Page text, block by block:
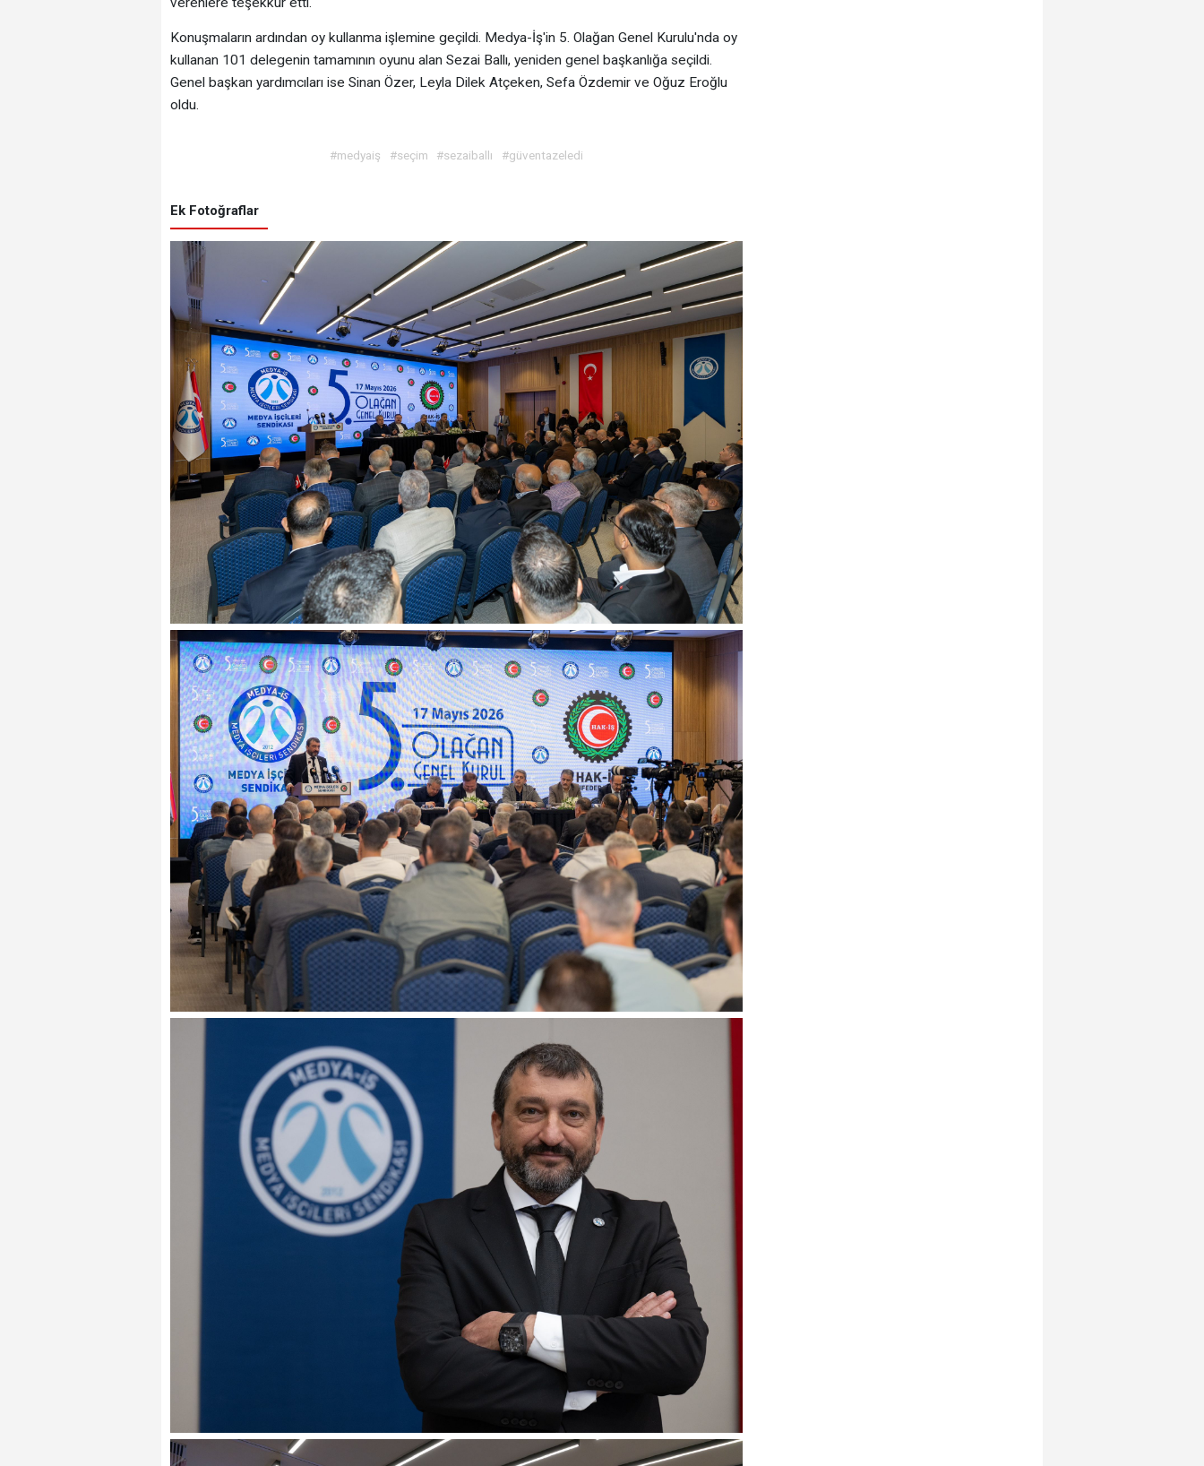
Konuşmaların ardından oy kullanma işlemine geçildi. Medya-İş'in 5. Olağan Genel Kurulu'nda oy
kullanan 101 delegenin tamamının oyunu alan Sezai Ballı, yeniden genel başkanlığa seçildi.
Genel başkan yardımcıları ise Sinan Özer, Leyla Dilek Atçeken, Sefa Özdemir ve Oğuz Eroğlu
oldu.
#medyaiş #seçim #sezaiballı #güventazeledi
Ek Fotoğraflar